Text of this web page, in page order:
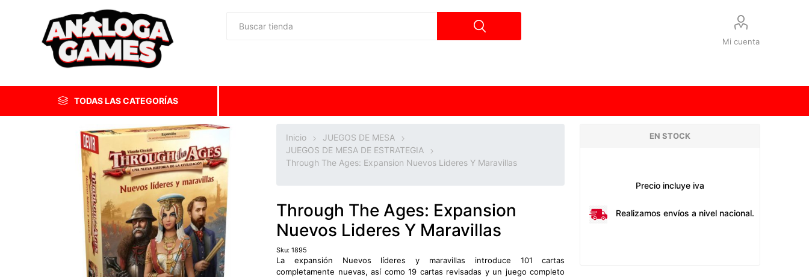
Mi cuenta
TODAS LAS CATEGORÍAS
Inicio
JUEGOS DE MESA
JUEGOS DE MESA DE ESTRATEGIA
Through The Ages: Expansion Nuevos Lideres Y Maravillas
Through The Ages: Expansion
Nuevos Lideres Y Maravillas
Sku: 1895
La expansión Nuevos líderes y maravillas introduce 101 cartas
completamente nuevas, así como 19 cartas revisadas y un juego completo
EN STOCK
Precio incluye iva
Realizamos envíos a nivel nacional.